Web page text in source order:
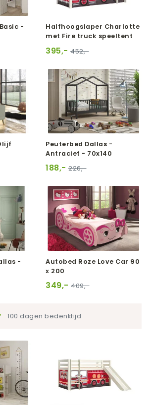
-
Halfhoogslaper Charlotte
met Fire truck speeltent
395,- 452,-
Peuterbed Dallas -
Antraciet - 70x140
188,- 226,-
-
Autobed Roze Love Car 90
x 200
349,- 409,-
100 dagen bedenktijd